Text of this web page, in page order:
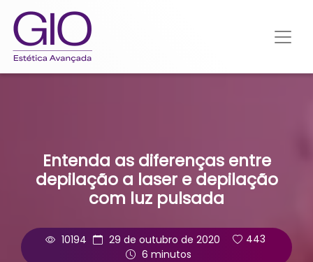
Entenda as diferenças entre
depilação a laser e depilação
com luz pulsada
10194 29 de outubro de 2020
443
6 minutos